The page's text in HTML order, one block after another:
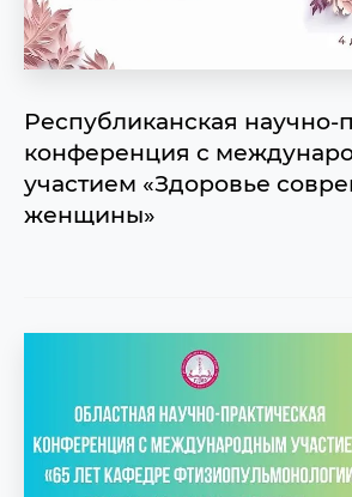
Республиканская научно-
конференция с
участием «Здоровье
женщины»